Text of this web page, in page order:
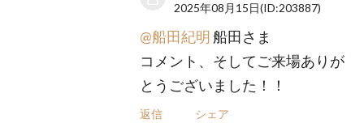
2025年08月15日(ID:203887)
@船田紀明船田さま
コメント、そしてご来場ありが
とうございました！！
返信 シェア